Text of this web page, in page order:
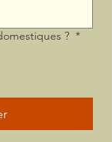
? *